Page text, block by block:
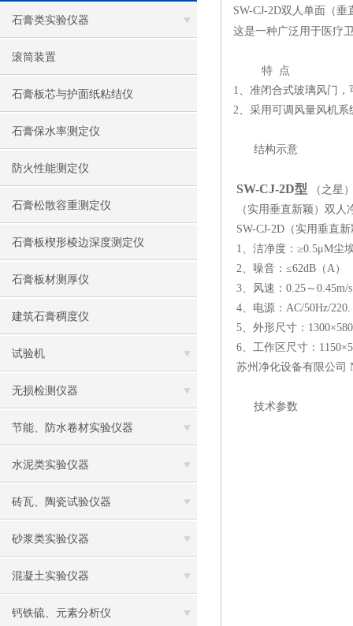
石膏类实验仪器
滚筒装置
石膏板芯与护面纸粘结仪
石膏保水率测定仪
防火性能测定仪
石膏松散容重测定仪
石膏板楔形棱边深度测定仪
石膏板材测厚仪
建筑石膏稠度仪
试验机
无损检测仪器
节能、防水卷材实验仪器
水泥类实验仪器
砖瓦、陶瓷试验仪器
砂浆类实验仪器
混凝土实验仪器
钙铁硫、元素分析仪
SW-CJ-2D双人单面（
这是一种广泛用于医疗
特 点
1、准闭合式玻璃风门
2、采用可调风量风机
结构示意
SW-CJ-2D型 （之星
（实用垂直新颖）双人
SW-CJ-2D（实用垂直
1、洁净度：≥0.5μM尘
2、噪音：≤62dB（A）
3、风速：0.25～0.45m/
4、电源：AC/50Hz/
5、外形尺寸：
6、工作区尺寸：
苏州净化设备有限公司
技术参数